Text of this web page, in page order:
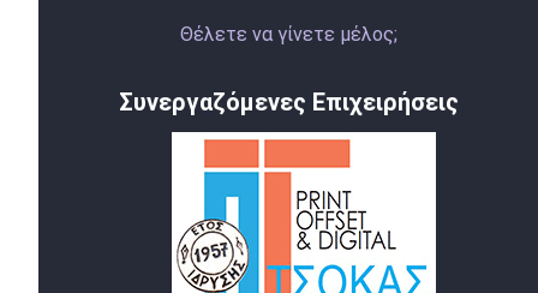
Θέλετε να γίνετε μέλος;
Συνεργαζόμενες Επιχειρήσεις